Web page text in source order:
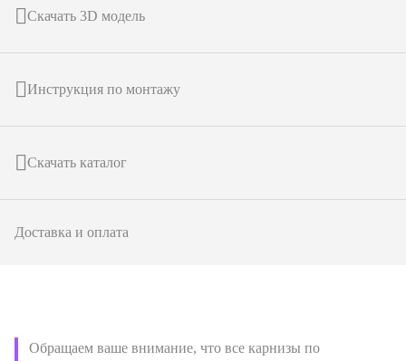
Скачать 3D модель
Инструкция по монтажу
Скачать каталог
Доставка и оплата
Обращаем ваше внимание, что все карнизы по